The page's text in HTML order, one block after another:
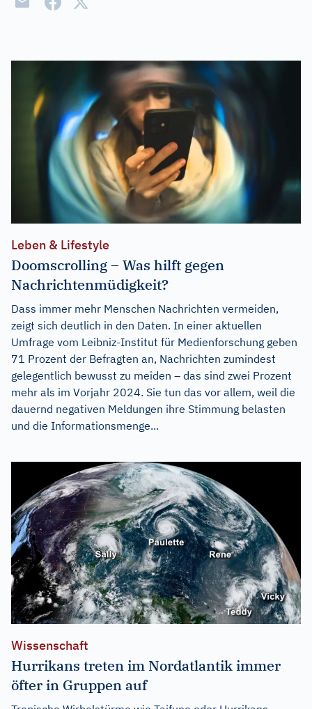
Leben & Lifestyle
Doomscrolling – Was hilft gegen
Nachrichtenmüdigkeit?
Dass immer mehr Menschen Nachrichten vermeiden,
zeigt sich deutlich in den Daten. In einer aktuellen
Umfrage vom Leibniz-Institut für Medienforschung geben
71 Prozent der Befragten an, Nachrichten zumindest
gelegentlich bewusst zu meiden – das sind zwei Prozent
mehr als im Vorjahr 2024. Sie tun das vor allem, weil die
dauernd negativen Meldungen ihre Stimmung belasten
und die Informationsmenge...
Wissenschaft
Hurrikans treten im Nordatlantik immer
öfter in Gruppen auf